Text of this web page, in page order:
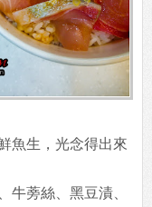
魚生，光念得出來
牛蒡絲、黑豆漬、